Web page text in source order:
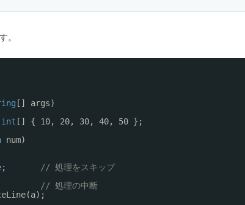
。
[] args)
int [] { 10, 20, 30, 40, 50 };
num)
;
// 処理をスキップ
// 処理の中断